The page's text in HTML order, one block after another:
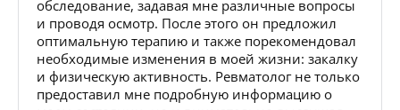
обследование, задавая мне различные вопросы
и проводя осмотр. После этого он предложил
оптимальную терапию и также порекомендовал
необходимые изменения в моей жизни: закалку
и физическую активность. Ревматолог не только
предоставил мне подробную информацию о